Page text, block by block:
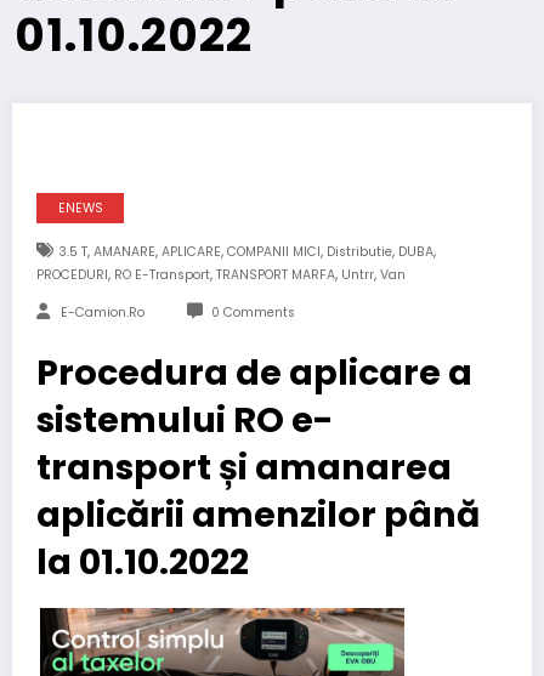
01.10.2022
ENEWS
3.5 T, AMANARE, APLICARE, COMPANII MICI, Distributie, DUBA,
PROCEDURI, RO E-Transport, TRANSPORT MARFA, Untrr, Van
E-Camion.ro 0 Comments
Procedura de aplicare a
sistemului RO e-
transport și amanarea
aplicării amenzilor până
la 01.10.2022